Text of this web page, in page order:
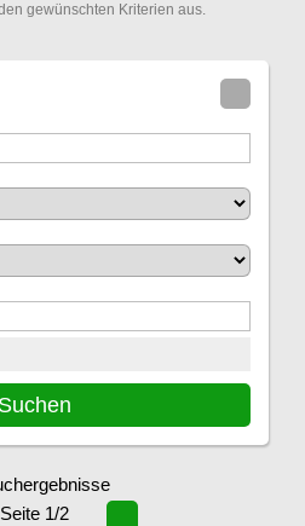
gewünschten Kriterien aus.
Seite 1/2